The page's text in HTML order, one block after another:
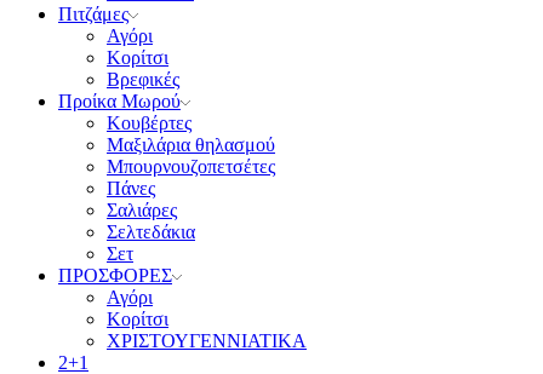
Πιτζάμες
Αγόρι
Κορίτσι
Βρεφικές
Προίκα Μωρού
Κουβέρτες
Μαξιλάρια θηλασμού
Μπουρνουζοπετσέτες
Πάνες
Σαλιάρες
Σελτεδάκια
Σετ
ΠΡΟΣΦΟΡΕΣ
Αγόρι
Κορίτσι
ΧΡΙΣΤΟΥΓΕΝΝΙΑΤΙΚΑ
2+1